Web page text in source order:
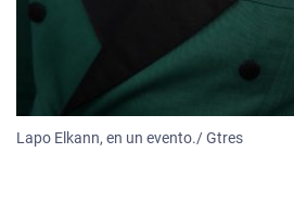
Lapo Elkann, en un evento./ Gtres